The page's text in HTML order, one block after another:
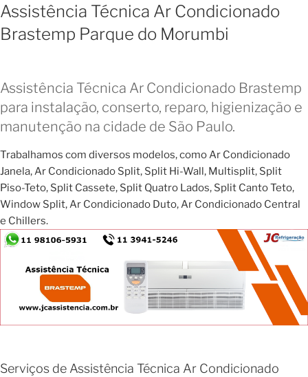
Assistência Técnica Ar Condicionado
Brastemp Parque do Morumbi
Assistência Técnica Ar Condicionado Brastemp
para instalação, conserto, reparo, higienização e
manutenção na cidade de São Paulo.
Trabalhamos com diversos modelos, como Ar Condicionado
Janela, Ar Condicionado Split, Split Hi-Wall, Multisplit, Split
Piso-Teto, Split Cassete, Split Quatro Lados, Split Canto Teto,
Window Split, Ar Condicionado Duto, Ar Condicionado Central
e Chillers.
Serviços de Assistência Técnica Ar Condicionado